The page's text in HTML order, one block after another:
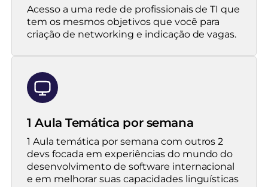
Acesso a uma rede de profissionais de TI que
tem os mesmos objetivos que você para
criação de networking e indicação de vagas.
1 Aula Temática por semana
1 Aula temática por semana com outros 2
devs focada em experiências do mundo do
desenvolvimento de software internacional
e em melhorar suas capacidades linguísticas